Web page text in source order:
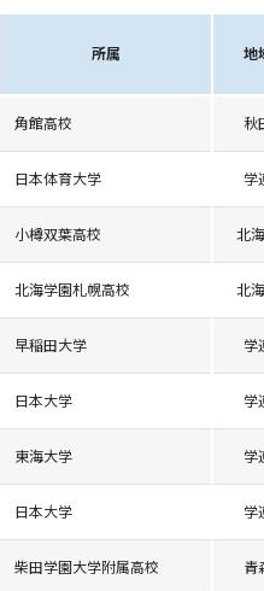
所属 地
角館高校 秋
日本体育大学 学
小樽双葉高校 北
北海学園札幌高校 北
早稲田大学 学
日本大学 学
東海大学 学
日本大学 学
柴田学園大学附属高校 青